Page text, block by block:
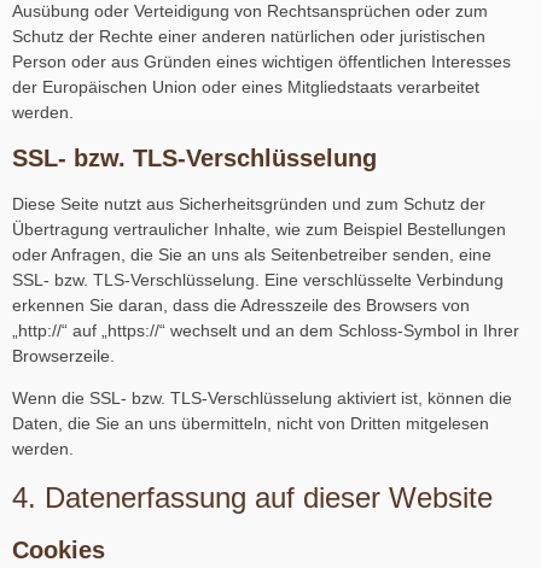
Ausübung oder Verteidigung von Rechtsansprüchen oder zum
Schutz der Rechte einer anderen natürlichen oder juristischen
Person oder aus Gründen eines wichtigen öffentlichen Interesses
der Europäischen Union oder eines Mitgliedstaats verarbeitet
werden.
SSL- bzw. TLS-Verschlüsselung
Diese Seite nutzt aus Sicherheitsgründen und zum Schutz der
Übertragung vertraulicher Inhalte, wie zum Beispiel Bestellungen
oder Anfragen, die Sie an uns als Seitenbetreiber senden, eine
SSL- bzw. TLS-Verschlüsselung. Eine verschlüsselte Verbindung
erkennen Sie daran, dass die Adresszeile des Browsers von
„http://“ auf „https://“ wechselt und an dem Schloss-Symbol in Ihrer
Browserzeile.
Wenn die SSL- bzw. TLS-Verschlüsselung aktiviert ist, können die
Daten, die Sie an uns übermitteln, nicht von Dritten mitgelesen
werden.
4. Datenerfassung auf dieser Website
Cookies